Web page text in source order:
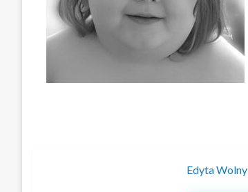
Edyta Wolny